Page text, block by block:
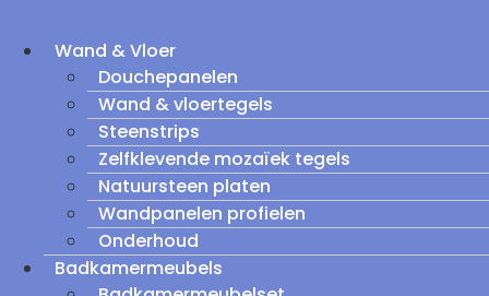
Wand & Vloer
Douchepanelen
Wand & vloertegels
Steenstrips
Zelfklevende mozaïek tegels
Natuursteen platen
Wandpanelen profielen
Onderhoud
Badkamermeubels